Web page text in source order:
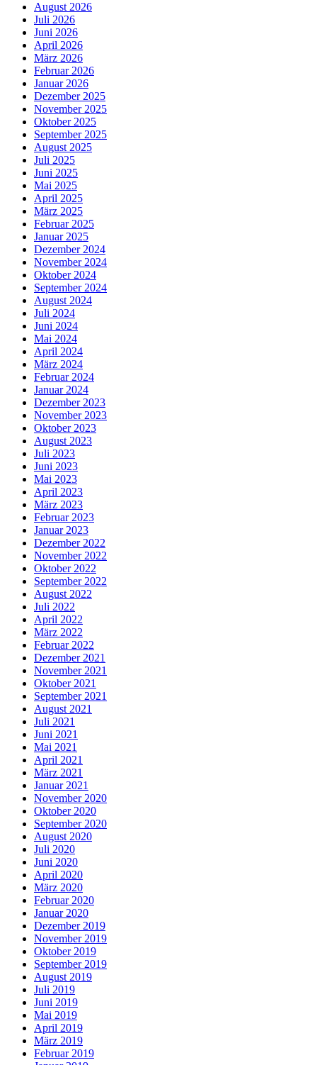
August 2026
Juli 2026
Juni 2026
April 2026
März 2026
Februar 2026
Januar 2026
Dezember 2025
November 2025
Oktober 2025
September 2025
August 2025
Juli 2025
Juni 2025
Mai 2025
April 2025
März 2025
Februar 2025
Januar 2025
Dezember 2024
November 2024
Oktober 2024
September 2024
August 2024
Juli 2024
Juni 2024
Mai 2024
April 2024
März 2024
Februar 2024
Januar 2024
Dezember 2023
November 2023
Oktober 2023
August 2023
Juli 2023
Juni 2023
Mai 2023
April 2023
März 2023
Februar 2023
Januar 2023
Dezember 2022
November 2022
Oktober 2022
September 2022
August 2022
Juli 2022
April 2022
März 2022
Februar 2022
Dezember 2021
November 2021
Oktober 2021
September 2021
August 2021
Juli 2021
Juni 2021
Mai 2021
April 2021
März 2021
Januar 2021
November 2020
Oktober 2020
September 2020
August 2020
Juli 2020
Juni 2020
April 2020
März 2020
Februar 2020
Januar 2020
Dezember 2019
November 2019
Oktober 2019
September 2019
August 2019
Juli 2019
Juni 2019
Mai 2019
April 2019
März 2019
Februar 2019